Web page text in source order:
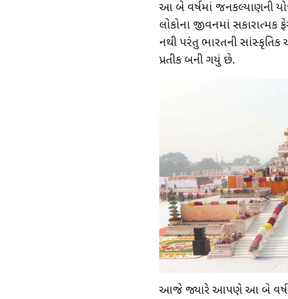
આ બે વર્ષમાં જનકલ્યાણની
લોકોના જીવનમાં સકારાત્મક
નથી પરંતુ ભારતની
પ્રતીક બની ગયું છે.
આજે જ્યારે આપણે આ બે વર્ષની